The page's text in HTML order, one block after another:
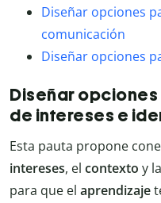
Diseñar opciones
comunicación
Diseñar opciones
Diseñar
de intereses e
Esta pauta propone
intereses, el contexto y la
para que el aprendizaje